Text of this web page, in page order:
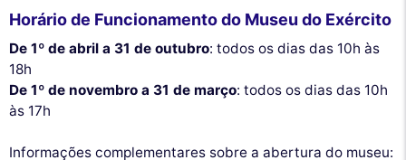
Horário de Funcionamento do Museu do Exército
De 1º de abril a 31 de outubro: todos os dias das 10h às
18h
De 1º de novembro a 31 de março: todos os dias das 10h
às 17h
Informações complementares sobre a abertura do museu: